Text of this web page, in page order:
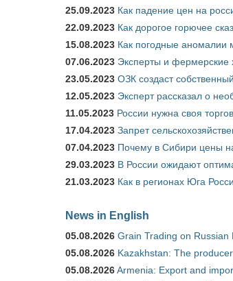
25.09.2023 Как падение цен на
22.09.2023 Как дорогое горючее
15.08.2023 Как погодные аномалии
07.06.2023 Эксперты и фермерские
23.05.2023 ОЗК создаст
12.05.2023 Эксперт рассказал о
11.05.2023 России нужна своя
17.04.2023 Запрет
07.04.2023 Почему в Сибири цены
29.03.2023 В России ожидают
21.03.2023 Как в регионах Юга
News in English
05.08.2026 Grain Trading on Russian
05.08.2026 Kazakhstan: The
05.08.2026Armenia: Export and